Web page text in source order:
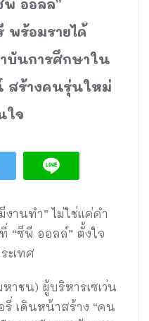
พี ออลล์”
ร้อมรายได้
บันการศึกษาใน
สร้างคนรุ่นใหม่
ใจ
งานทำ” ไม่ใช่แค่คำ
“ซีพี ออลล์” ตั้งใจ
ะเทศ
ชน) ผู้บริหารเซเว่น
อรี่ เดินหน้าสร้าง “คน